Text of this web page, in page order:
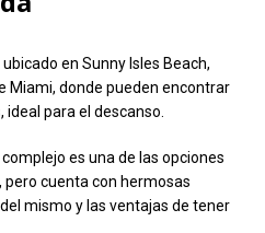
en Sunny Isles Beach,
Miami, donde pueden encontrar
para el descanso.
es una de las opciones
cuenta con hermosas
mismo y las ventajas de tener